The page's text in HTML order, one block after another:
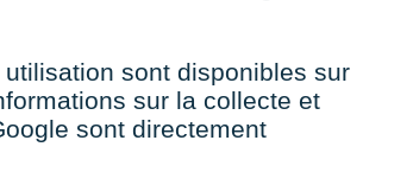
c’est
sont disponibles sur
sur la collecte et
sont directement